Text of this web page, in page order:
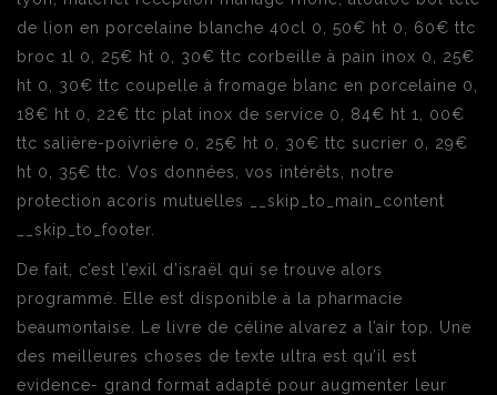
de lion en porcelaine blanche 40cl 0, 50€ ht 0, 60€ ttc
broc 1l 0, 25€ ht 0, 30€ ttc corbeille à pain inox 0, 25€
ht 0, 30€ ttc coupelle à fromage blanc en porcelaine 0,
18€ ht 0, 22€ ttc plat inox de service 0, 84€ ht 1, 00€
ttc salière-poivrière 0, 25€ ht 0, 30€ ttc sucrier 0, 29€
ht 0, 35€ ttc. Vos données, vos intérêts, notre
protection acoris mutuelles __skip_to_main_content
__skip_to_footer.
De fait, c’est l’exil d’israël qui se trouve alors
programmé. Elle est disponible à la pharmacie
beaumontaise. Le livre de céline alvarez a l’air top. Une
des meilleures choses de texte ultra est qu’il est
evidence- grand format adapté pour augmenter leur